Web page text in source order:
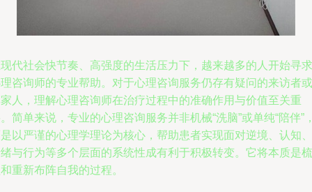
代社会快节奏、高强度的生活压力下，越来越多的人开始寻求
咨询师的专业帮助。对于心理咨询服务仍存有疑问的来访者或
人，理解心理咨询师在治疗过程中的准确作用与价值至关重
简单来说，专业的心理咨询服务并非机械“洗脑”或单纯“陪伴”
以严谨的心理学理论为核心，帮助患者实现面对逆境、认知、
与行为等多个层面的系统性成有利于积极转变。它将本质是梳
重新布阵自我的过程。